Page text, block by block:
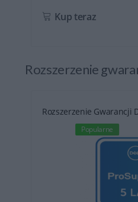
Kup teraz
Rozszerzenie
Rozszerzenie Gwarancji
Popularne